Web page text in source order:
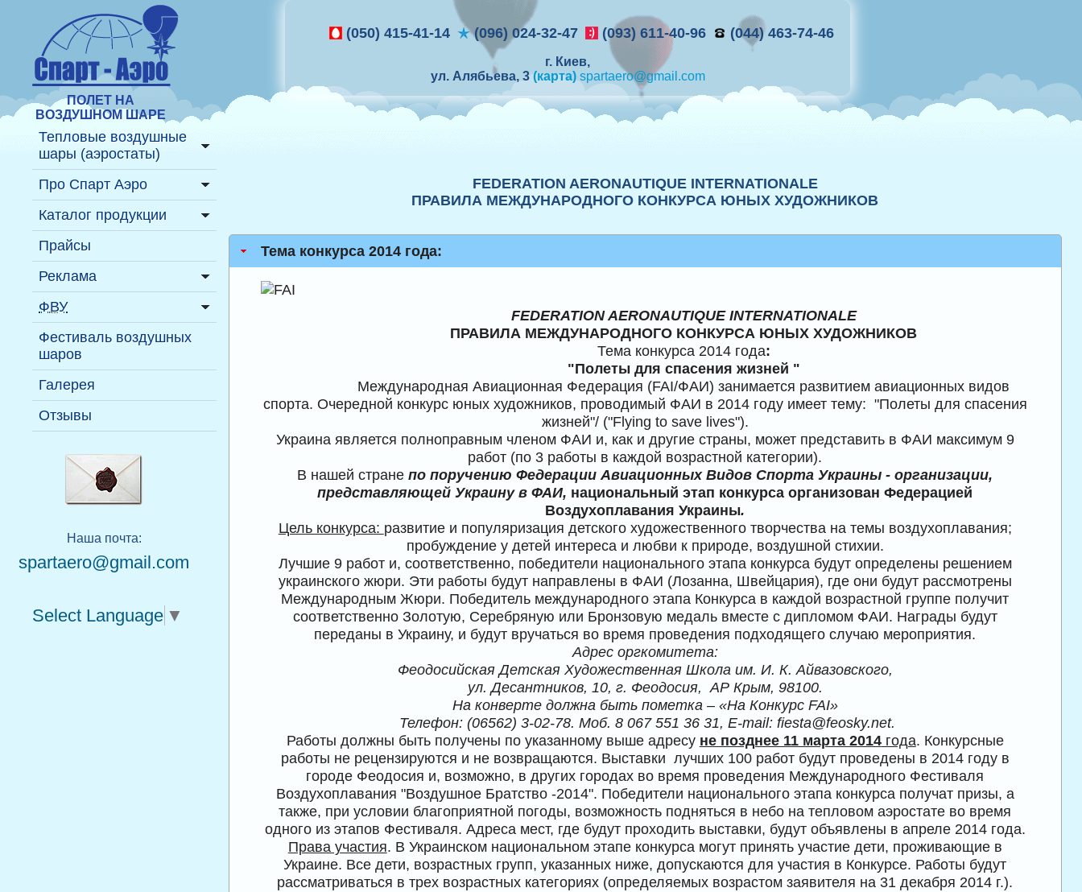
ПОЛЕТ НА
ВОЗДУШНОМ ШАРЕ
(050) 415-41-14 (096) 024-32-47 (093) 611-40-96 (044) 463-74-46
г. Киев,
ул. Алябьева, 3 (карта) spartaero@gmail.com
Тепловые воздушные
шары (аэростаты)
Подробнее ...
Где полетать на шаре?
Полёт на воздушном
шаре
Купить воздушный шар
История
воздухоплавания
Воздухоплавательная
терминология
Про Спарт Аэро
История
Пресс-релизы
Каталог продукции
Надувные фигуры
Газовые аэростаты
Декорации
Надувные аттракционы
Надувные павильоны
Прайсы
Реклама
На тепловом аэростате
На газовом аэростате
На надувных фигурах
ФВУ
Информация
Руководство
Пилоты
Фестиваль воздушных
шаров
Галерея
Отзывы
Наша почта:
spartaero@gmail.com
Select Language ▼
FEDERATION AERONAUTIQUE INTERNATIONALE
ПРАВИЛА МЕЖДУНАРОДНОГО КОНКУРСА ЮНЫХ ХУДОЖНИКОВ
Тема конкурса 2014 года:
FEDERATION AERONAUTIQUE INTERNATIONALE
ПРАВИЛА МЕЖДУНАРОДНОГО КОНКУРСА ЮНЫХ ХУДОЖНИКОВ
Тема конкурса 2014 года:
"Полеты для спасения жизней "
Международная Авиационная Федерация (FAI/ФАИ) занимается развитием авиационных видов
спорта. Очередной конкурс юных художников, проводимый ФАИ в 2014 году имеет тему: "Полеты для спасения
жизней"/ ("Flying to save lives").
Украина является полноправным членом ФАИ и, как и другие страны, может представить в ФАИ максимум 9
работ (по 3 работы в каждой возрастной категории).
В нашей стране по поручению Федерации Авиационных Видов Спорта Украины - организации,
представляющей Украину в ФАИ, национальный этап конкурса организован Федерацией
Воздухоплавания Украины.
Цель конкурса: развитие и популяризация детского художественного творчества на темы воздухоплавания;
пробуждение у детей интереса и любви к природе, воздушной стихии.
Лучшие 9 работ и, соответственно, победители национального этапа конкурса будут определены решением
украинского жюри. Эти работы будут направлены в ФАИ (Лозанна, Швейцария), где они будут рассмотрены
Международным Жюри. Победитель международного этапа Конкурса в каждой возрастной группе получит
соответственно Золотую, Серебряную или Бронзовую медаль вместе с дипломом ФАИ. Награды будут
переданы в Украину, и будут вручаться во время проведения подходящего случаю мероприятия.
Адрес оргкомитета:
Феодосийская Детская Художественная Школа им. И. К. Айвазовского,
ул. Десантников, 10, г. Феодосия, АР Крым, 98100.
На конверте должна быть пометка – «На Конкурс FAI»
Телефон: (06562) 3-02-78. Моб. 8 067 551 36 31, E-mail: fiesta@feosky.net.
Работы должны быть получены по указанному выше адресу не позднее 11 марта 2014года. Конкурсные
работы не рецензируются и не возвращаются. Выставки лучших 100 работ будут проведены в 2014 году в
городе Феодосия и, возможно, в других городах во время проведения Международного Фестиваля
Воздухоплавания "Воздушное Братство -2014". Победители национального этапа конкурса получат призы, а
также, при условии благоприятной погоды, возможность подняться в небо на тепловом аэростате во время
одного из этапов Фестиваля. Адреса мест, где будут проходить выставки, будут объявлены в апреле 2014 года.
Права участия. В Украинском национальном этапе конкурса могут принять участие дети, проживающие в
Украине. Все дети, возрастных групп, указанных ниже, допускаются для участия в Конкурсе. Работы будут
рассматриваться в трех возрастных категориях (определяемых возрастом заявителя на 31 декабря 2014 г.).